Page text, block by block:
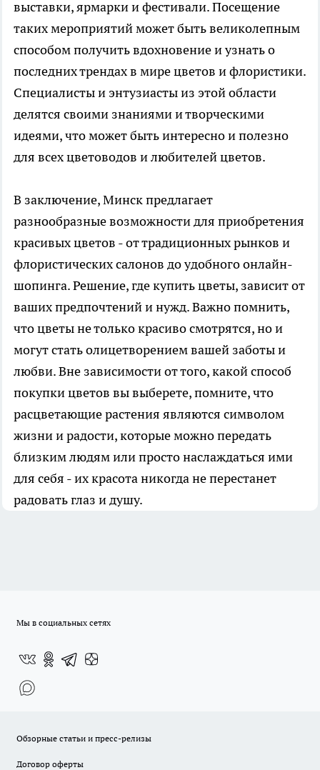
выставки, ярмарки и фестивали. Посещение
таких мероприятий может быть великолепным
способом получить вдохновение и узнать о
последних трендах в мире цветов и флористики.
Специалисты и энтузиасты из этой области
делятся своими знаниями и творческими
идеями, что может быть интересно и полезно
для всех цветоводов и любителей цветов.
В заключение, Минск предлагает
разнообразные возможности для приобретения
красивых цветов - от традиционных рынков и
флористических салонов до удобного онлайн-
шопинга. Решение, где купить цветы, зависит от
ваших предпочтений и нужд. Важно помнить,
что цветы не только красиво смотрятся, но и
могут стать олицетворением вашей заботы и
любви. Вне зависимости от того, какой способ
покупки цветов вы выберете, помните, что
расцветающие растения являются символом
жизни и радости, которые можно передать
близким людям или просто наслаждаться ими
для себя - их красота никогда не перестанет
радовать глаз и душу.
Мы в социальных сетях
Обзорные статьи и пресс-релизы
Договор оферты